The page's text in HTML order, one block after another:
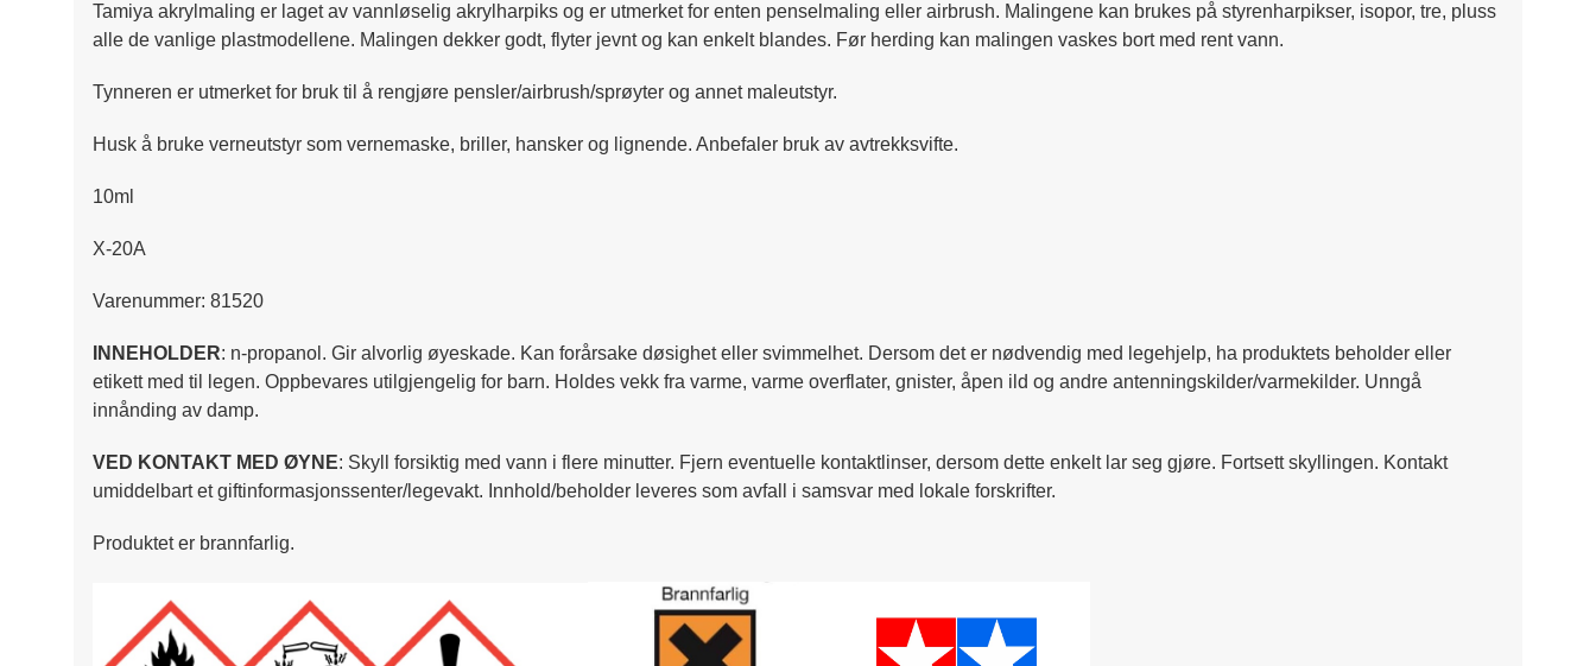
Tamiya akrylmaling er laget av vannløselig akrylharpiks og er utmerket for enten penselmaling eller airbrush. Malingene kan brukes på styrenharpikser, isopor, tre, pluss
alle de vanlige plastmodellene. Malingen dekker godt, flyter jevnt og kan enkelt blandes. Før herding kan malingen vaskes bort med rent vann.
Tynneren er utmerket for bruk til å rengjøre pensler/airbrush/sprøyter og annet maleutstyr.
Husk å bruke verneutstyr som vernemaske, briller, hansker og lignende. Anbefaler bruk av avtrekksvifte.
10ml
X-20A
Varenummer: 81520
INNEHOLDER: n-propanol. Gir alvorlig øyeskade. Kan forårsake døsighet eller svimmelhet. Dersom det er nødvendig med legehjelp, ha produktets beholder eller
etikett med til legen. Oppbevares utilgjengelig for barn. Holdes vekk fra varme, varme overflater, gnister, åpen ild og andre antenningskilder/varmekilder. Unngå
innånding av damp.
VED KONTAKT MED ØYNE: Skyll forsiktig med vann i flere minutter. Fjern eventuelle kontaktlinser, dersom dette enkelt lar seg gjøre. Fortsett skyllingen. Kontakt
umiddelbart et giftinformasjonssenter/legevakt. Innhold/beholder leveres som avfall i samsvar med lokale forskrifter.
Produktet er brannfarlig.